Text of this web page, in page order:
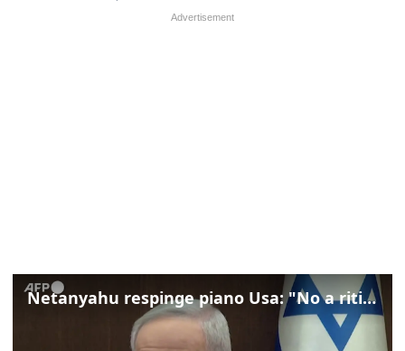
Netanyahu respinge piano Usa: "No a ritiro Idf senza disarmo Hamas"